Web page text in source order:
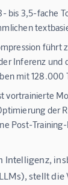
bis 3,5-fache
führt
Inferenz und
mit 128.000
vortrainierte
der
Post-Training-
Intelligenz,
stellt die